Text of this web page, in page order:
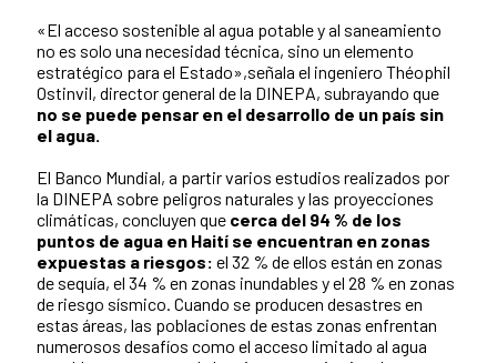
«El acceso sostenible al agua potable y al saneamiento
no es solo una necesidad técnica, sino un elemento
estratégico para el Estado»,señala el ingeniero Théophil
Ostinvil, director general de la DINEPA, subrayando que
no se puede pensar en el desarrollo de un país sin
el agua.
El Banco Mundial, a partir varios estudios realizados por
la DINEPA sobre peligros naturales y las proyecciones
climáticas, concluyen que cerca del 94 % de los
puntos de agua en Haití se encuentran en zonas
expuestas a riesgos: el 32 % de ellos están en zonas
de sequía, el 34 % en zonas inundables y el 28 % en zonas
de riesgo sísmico. Cuando se producen desastres en
estas áreas, las poblaciones de estas zonas enfrentan
numerosos desafíos como el acceso limitado al agua